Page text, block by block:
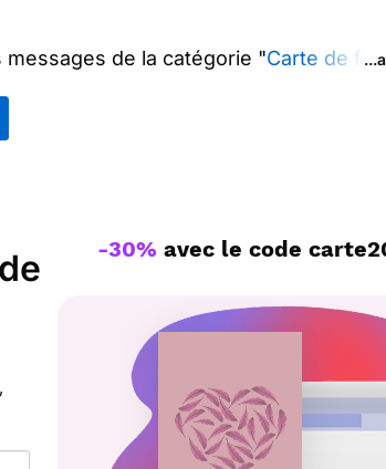
de la catégorie "Carte de
texte personnalisé par La Poste
de de fiançailles à envoyer avec le
-30% avec le code